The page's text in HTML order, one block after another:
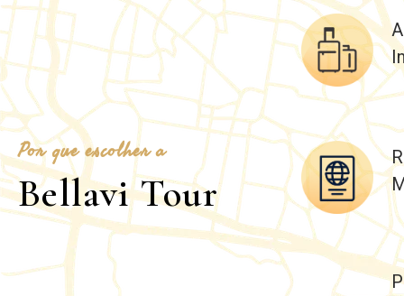
Por que escolher a
Bellavi Tour